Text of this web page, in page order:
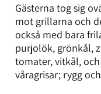
Gästerna tog sig
mot grillarna och
också med bara
purjolök, grönkål,
tomater, vitkål,
våragrisar; rygg